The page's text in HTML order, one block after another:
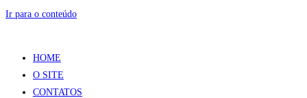
Ir para o conteúdo
HOME
O SITE
CONTATOS